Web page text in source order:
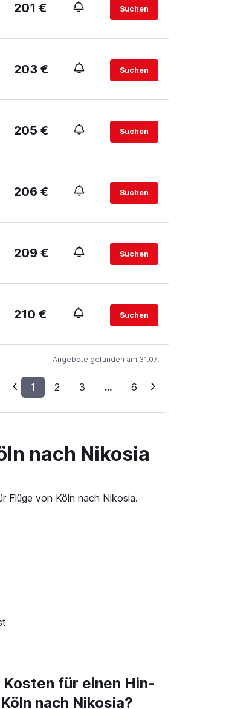
201 € Suchen
203 € Suchen
205 € Suchen
206 € Suchen
209 € Suchen
210 € Suchen
Angebote gefunden am 31.07.
1 2 3 ... 6
nach Nikosia
Flüge von Köln nach Nikosia.
für einen Hin-
nach Nikosia?